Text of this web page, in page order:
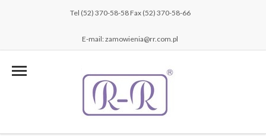
Tel (52) 370-58-58 Fax (52) 370-58-66
E-mail: zamowienia@rr.com.pl